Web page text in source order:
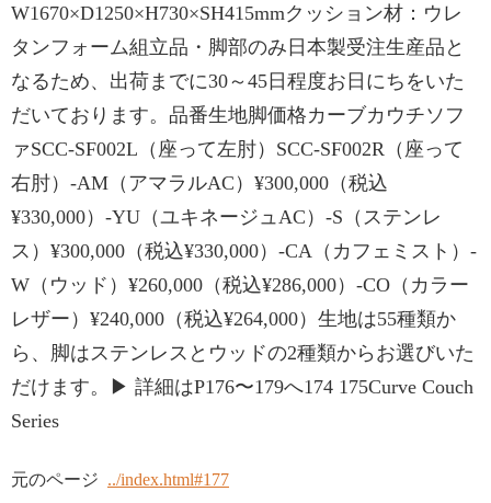
W1670×D1250×H730×SH415mmクッション材：ウレ
タンフォーム組立品・脚部のみ日本製受注生産品と
なるため、出荷までに30～45日程度お日にちをいた
だいております。品番生地脚価格カーブカウチソフ
ァSCC-SF002L（座って左肘）SCC-SF002R（座って
右肘）-AM（アマラルAC）¥300,000（税込
¥330,000）-YU（ユキネージュAC）-S（ステンレ
ス）¥300,000（税込¥330,000）-CA（カフェミスト）-
W（ウッド）¥260,000（税込¥286,000）-CO（カラー
レザー）¥240,000（税込¥264,000）生地は55種類か
ら、脚はステンレスとウッドの2種類からお選びいた
だけます。▶ 詳細はP176〜179へ174 175Curve Couch
Series
元のページ ../index.html#177